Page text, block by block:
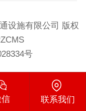
设施有限公司 版权
号
联系我们